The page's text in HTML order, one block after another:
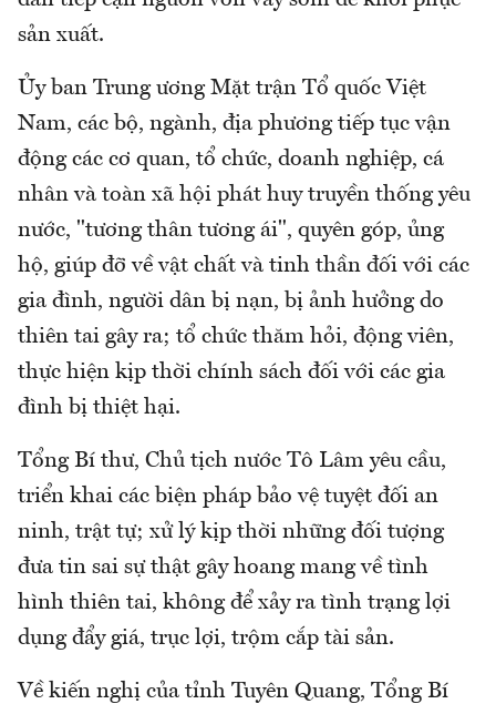
sản xuất.
Ủy ban Trung ương Mặt trận Tổ quốc Việt
Nam, các bộ, ngành, địa phương tiếp tục vận
động các cơ quan, tổ chức, doanh nghiệp, cá
nhân và toàn xã hội phát huy truyền thống yêu
nước, "tương thân tương ái", quyên góp, ủng
hộ, giúp đỡ về vật chất và tinh thần đối với các
gia đình, người dân bị nạn, bị ảnh hưởng do
thiên tai gây ra; tổ chức thăm hỏi, động viên,
thực hiện kịp thời chính sách đối với các gia
đình bị thiệt hại.
Tổng Bí thư, Chủ tịch nước Tô Lâm yêu cầu,
triển khai các biện pháp bảo vệ tuyệt đối an
ninh, trật tự; xử lý kịp thời những đối tượng
đưa tin sai sự thật gây hoang mang về tình
hình thiên tai, không để xảy ra tình trạng lợi
dụng đẩy giá, trục lợi, trộm cắp tài sản.
Về kiến nghị của tỉnh Tuyên Quang, Tổng Bí